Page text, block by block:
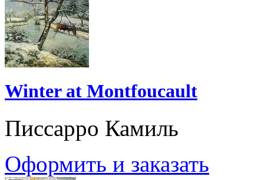
Winter at Montfoucault
Писсарро Камиль
Оформить и заказать